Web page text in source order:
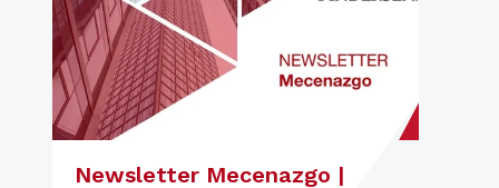
Newsletter Mecenazgo |